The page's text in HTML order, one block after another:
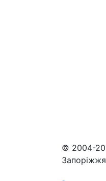
© 2004-